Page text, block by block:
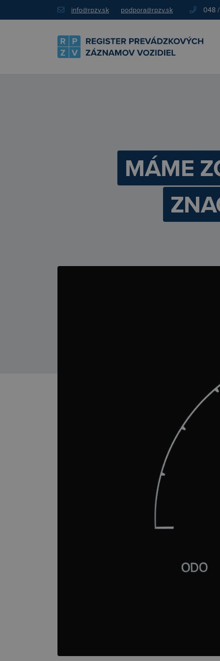
info@rpzv.sk podpora@rpzv.sk 048
MÁME